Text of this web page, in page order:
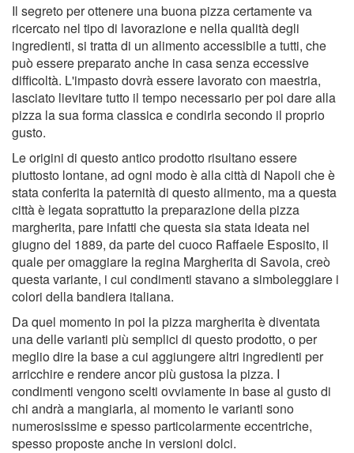
Il segreto per ottenere una buona pizza certamente va
ricercato nel tipo di lavorazione e nella qualità degli
ingredienti, si tratta di un alimento accessibile a tutti, che
può essere preparato anche in casa senza eccessive
difficoltà. L'impasto dovrà essere lavorato con maestria,
lasciato lievitare tutto il tempo necessario per poi dare alla
pizza la sua forma classica e condirla secondo il proprio
gusto.
Le origini di questo antico prodotto risultano essere
piuttosto lontane, ad ogni modo è alla città di Napoli che è
stata conferita la paternità di questo alimento, ma a questa
città è legata soprattutto la preparazione della pizza
margherita, pare infatti che questa sia stata ideata nel
giugno del 1889, da parte del cuoco Raffaele Esposito, il
quale per omaggiare la regina Margherita di Savoia, creò
questa variante, i cui condimenti stavano a simboleggiare i
colori della bandiera italiana.
Da quel momento in poi la pizza margherita è diventata
una delle varianti più semplici di questo prodotto, o per
meglio dire la base a cui aggiungere altri ingredienti per
arricchire e rendere ancor più gustosa la pizza. I
condimenti vengono scelti ovviamente in base al gusto di
chi andrà a mangiarla, al momento le varianti sono
numerosissime e spesso particolarmente eccentriche,
spesso proposte anche in versioni dolci.